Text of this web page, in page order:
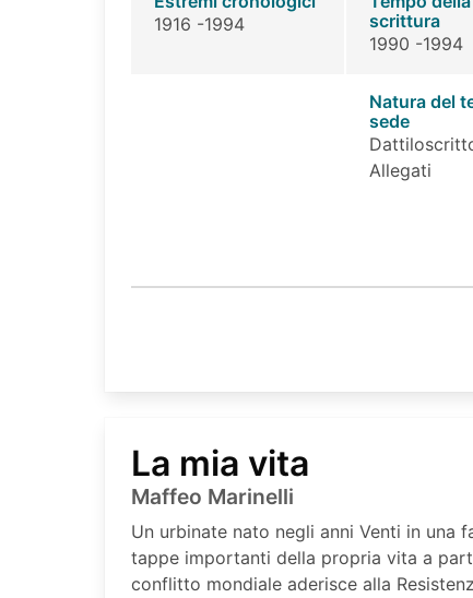
1916 -1994
scrittura
1990 -1994
Natura del
sede
Allegati
La mia vita
Maffeo Marinelli
Un urbinate nato negli anni Venti in una
tappe importanti della propria vita a
conflitto mondiale aderisce alla